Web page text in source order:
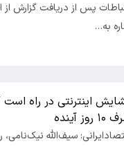
پس از دریافت گزارش از
به…
اینترنتی در راه
آینده
سیف‌الله